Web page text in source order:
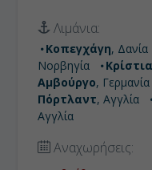
• Κρίστιανσαντ:
έναν από τους πιο
σας ο οποίος
συντριβάνια και
του 17ου αιώνα και
• Αμβούργο:Με
γοητεία, το
στις ομορφότερες
• Μπριζ:
δημοφιλής περιοχή
για τους
Λιμάνια:
Κοπεγχάγη, Δανία
Νορβηγία
Αμβούργο, Γερμανία
Πόρτλαντ, Αγγλία
Αγγλία
Αναχωρήσεις: